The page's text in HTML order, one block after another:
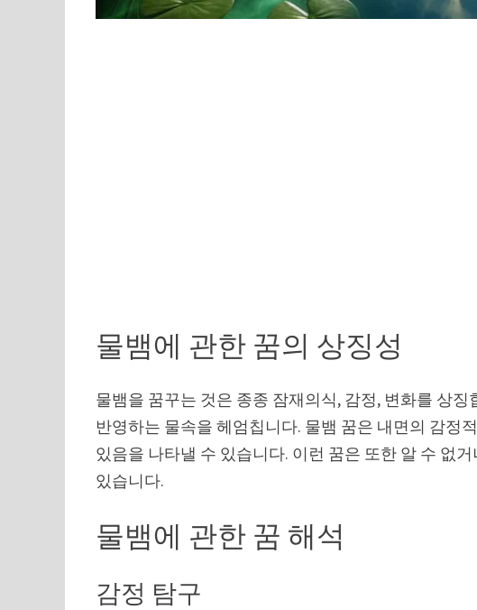
물뱀에 관한 꿈의 상징성
물뱀을 꿈꾸는 것은 종종 잠재의식, 감정, 변화를 상
반영하는 물속을 헤엄칩니다. 물뱀 꿈은 내면의 감정
있음을 나타낼 수 있습니다. 이런 꿈은 또한 알 수 없
있습니다.
물뱀에 관한 꿈 해석
감정 탐구